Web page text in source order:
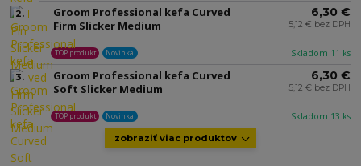
2.
Groom Professional kefa Curved
Firm Slicker Medium
Skladom 11 ks
TOP produkt Novinka
6,30 €
5,12 € bez DPH
3.
Groom Professional kefa Curved
Soft Slicker Medium
Skladom 13 ks
TOP produkt Novinka
6,30 €
5,12 € bez DPH
zobraziť viac produktov